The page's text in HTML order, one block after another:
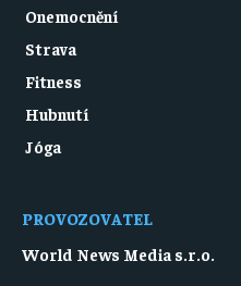
Onemocnění
Strava
Fitness
Hubnutí
Jóga
PROVOZOVATEL
World News Media s.r.o.